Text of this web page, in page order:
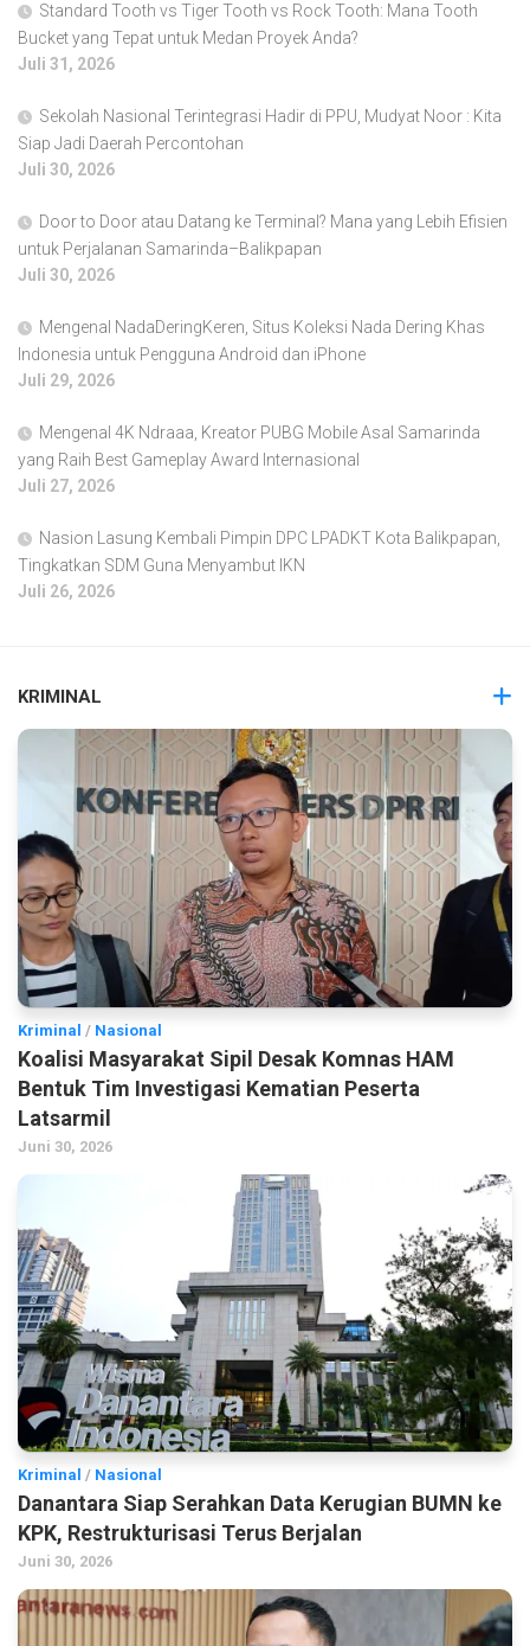
Standard Tooth vs Tiger Tooth vs Rock Tooth: Mana Tooth
Bucket yang Tepat untuk Medan Proyek Anda?
Juli 31, 2026
Sekolah Nasional Terintegrasi Hadir di PPU, Mudyat Noor : Kita
Siap Jadi Daerah Percontohan
Juli 30, 2026
Door to Door atau Datang ke Terminal? Mana yang Lebih Efisien
untuk Perjalanan Samarinda–Balikpapan
Juli 30, 2026
Mengenal NadaDeringKeren, Situs Koleksi Nada Dering Khas
Indonesia untuk Pengguna Android dan iPhone
Juli 29, 2026
Mengenal 4K Ndraaa, Kreator PUBG Mobile Asal Samarinda
yang Raih Best Gameplay Award Internasional
Juli 27, 2026
Nasion Lasung Kembali Pimpin DPC LPADKT Kota Balikpapan,
Tingkatkan SDM Guna Menyambut IKN
Juli 26, 2026
KRIMINAL
Kriminal / Nasional
Koalisi Masyarakat Sipil Desak Komnas HAM
Bentuk Tim Investigasi Kematian Peserta
Latsarmil
Juni 30, 2026
Kriminal / Nasional
Danantara Siap Serahkan Data Kerugian BUMN ke
KPK, Restrukturisasi Terus Berjalan
Juni 30, 2026